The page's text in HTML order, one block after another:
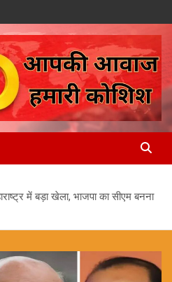
में बड़ा खेला, भाजपा का सीएम बनना